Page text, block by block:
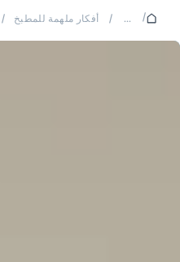
/
...
/ أفكار ملهمة للمطبخ /